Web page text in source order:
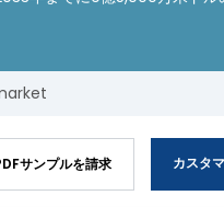
サンプルを請求 カスタ